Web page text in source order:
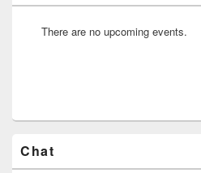
There are no upcoming events.
Chat